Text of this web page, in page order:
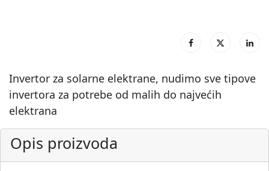
Invertor za solarne elektrane, nudimo sve tipove
invertora za potrebe od malih do najvećih
elektrana
Opis proizvoda